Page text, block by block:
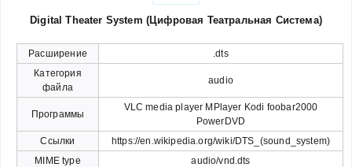
Digital Theater System (Цифровая Театральная Система)
Расширение
.dts
Категория
файла
audio
Программы
VLC media player MPlayer Kodi foobar2000
PowerDVD
Ссылки
https://en.wikipedia.org/wiki/DTS_(sound_system)
MIME type
audio/vnd.dts